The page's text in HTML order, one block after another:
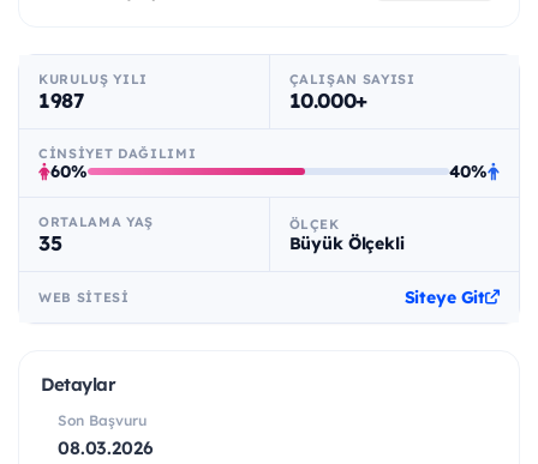
KURULUŞ YILI
1987
ÇALIŞAN SAYISI
10.000+
CINSIYET DAĞILIMI
60% 40%
ORTALAMA YAŞ
35
ÖLÇEK
Büyük Ölçekli
WEB SITESI Siteye Git
Detaylar
Son Başvuru
08.03.2026